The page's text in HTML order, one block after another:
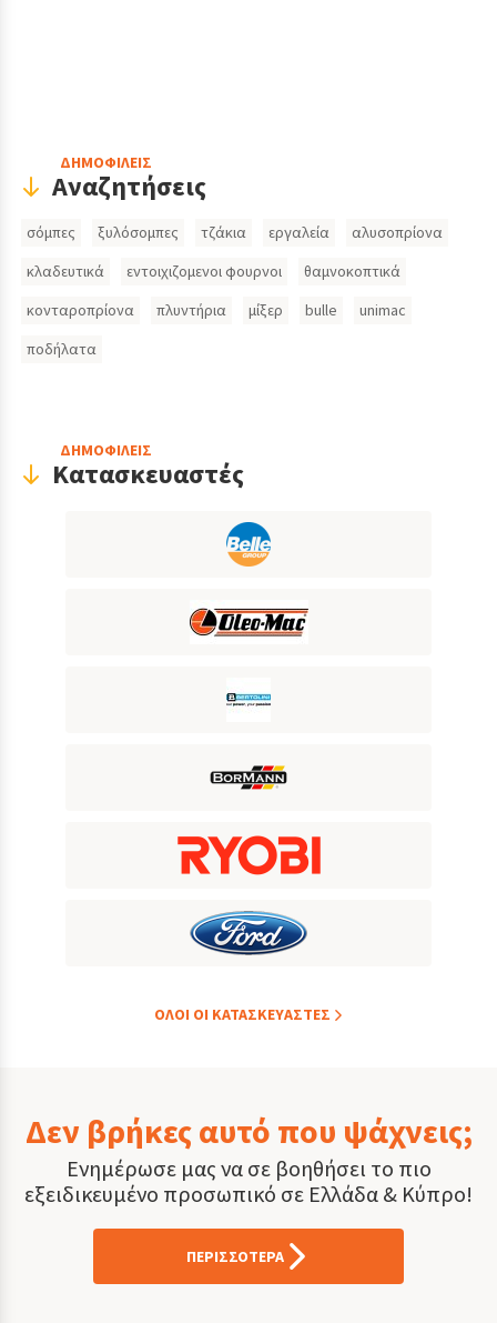
HeaderΔΗΜΟΦΙΛΕΙΣ
Αναζητήσεις
Search
σόμπες ξυλόσομπες τζάκια εργαλεία
αλυσοπρίονα
κλαδευτικά
εντοιχιζομενοι φουρνοι
θαμνοκοπτικά
κονταροπρίονα
πλυντήρια μίξερ bulle
unimac
ποδήλατα
ΔΗΜΟΦΙΛΕΙΣ
Κατασκευαστές
ΟΛOI ΟΙ ΚΑΤΑΣΚΕYΑΣΤΕΣ
Δεν βρήκες αυτό που ψάχνεις;
Ενημέρωσε μας να σε βοηθήσει το πιο
εξειδικευμένο προσωπικό σε Ελλάδα & Κύπρο!
ΠΕΡΙΣΣΟΤΕΡΑ